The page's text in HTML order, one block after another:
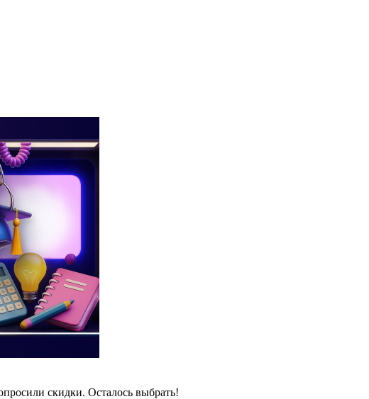
скидки. Осталось выбрать!